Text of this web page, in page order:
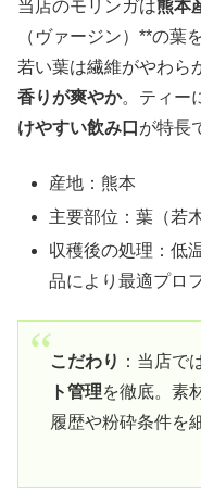
当店のモリンガは熊本
（ヴァージン）**の葉
若い葉は繊維がやわら
香りが爽やか。ティー
けやすい飲み口 が特長
産地：熊本
主要部位：葉（若
収穫後の処理：低
品により最適プロ
こだわり ：当店で
ト管理を徹底。素
履歴や粉砕条件を